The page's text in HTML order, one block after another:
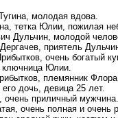
молодая вдова.
тетка Юлии, пожилая
Дульчин, молодой
приятель
очень богатый
ключница Юлии.
племянник
дочь, девица 25 лет.
очень приличный мужчина.
очень полная и очень